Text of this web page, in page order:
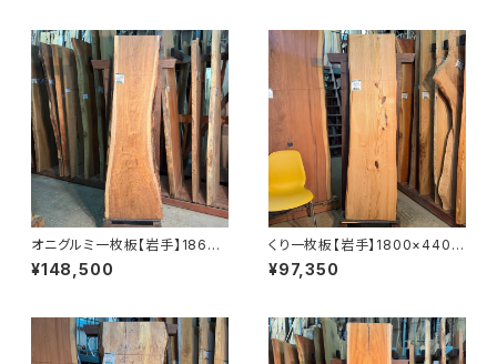
オニグルミ一枚板【岩手】1860×
410~610×45㎜【オイル塗装
仕上げ済み】
¥148,500
くり一枚板【岩手】1800×440~
500×38㎜【オイル塗装 仕上げ
済み】
¥97,350